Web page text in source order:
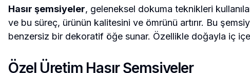
Hasır şemsiyeler, geleneksel dokuma teknikleri
ve bu süreç, ürünün kalitesini ve ömrünü artırır. Bu
benzersiz bir dekoratif öğe sunar. Özellikle doğayla iç
Özel Üretim Hasır Şemsiyeler